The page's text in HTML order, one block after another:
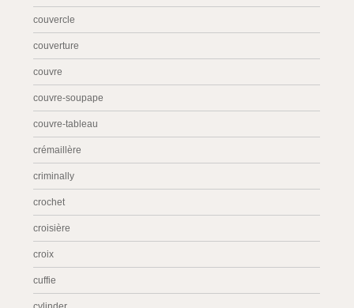
couvercle
couverture
couvre
couvre-soupape
couvre-tableau
crémaillère
criminally
crochet
croisière
croix
cuffie